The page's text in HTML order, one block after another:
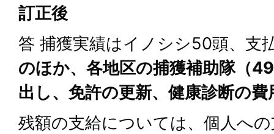
訂正後
答 捕獲実績はイノシシ50頭、支
のほか、各地区の捕獲補助隊（
出し、免許の更新、健康診断の
残額の支給については、個人へ